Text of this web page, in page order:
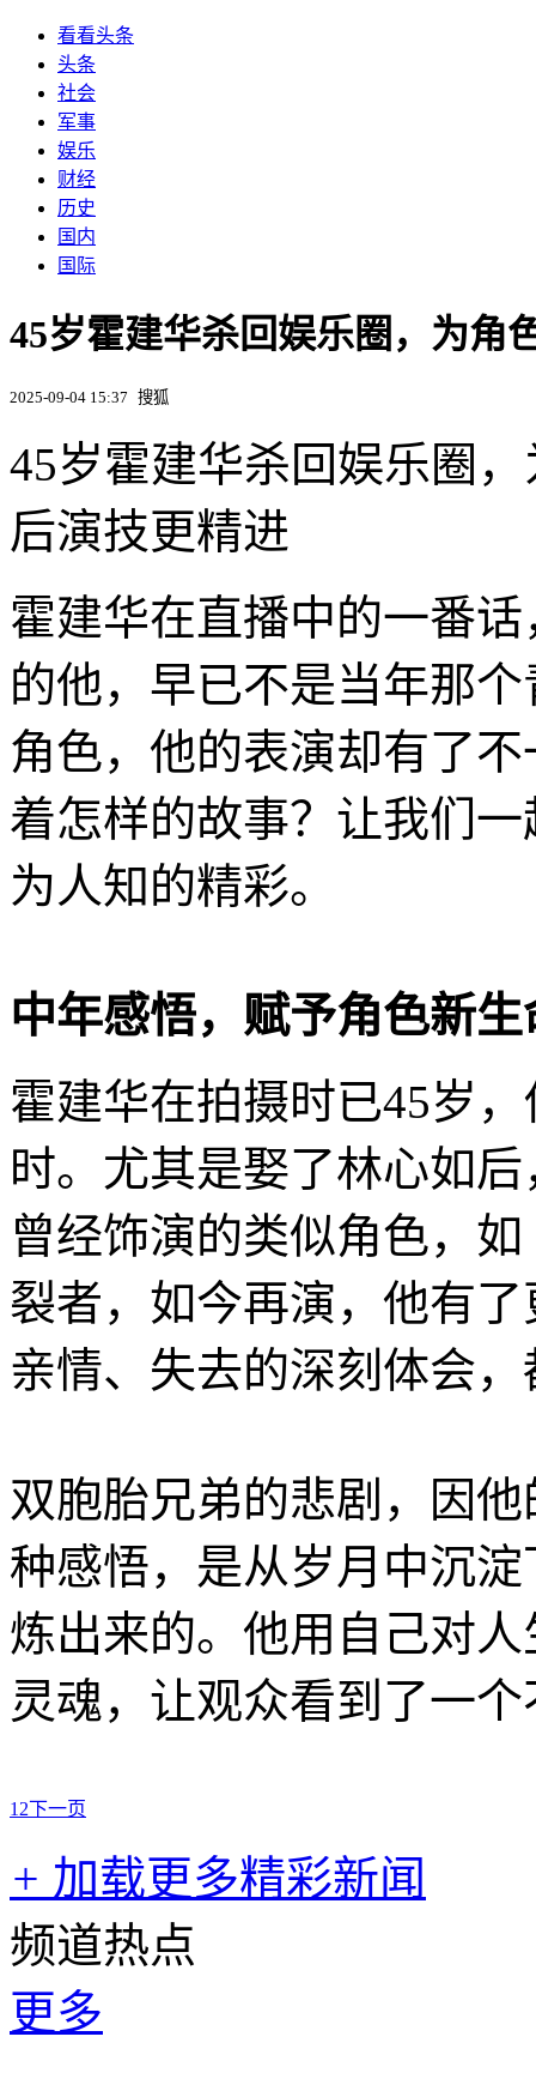
看看头条
头条
社会
军事
娱乐
财经
历史
国内
国际
45岁霍建华杀回娱乐圈，为角
2025-09-04 15:37 搜狐
45岁霍建华杀回娱乐圈
后演技更精进
霍建华在直播中的一番
的他，早已不是当年那
角色，他的表演却有了
着怎样的故事？让我们
为人知的精彩。
中年感悟，赋予角色新生
霍建华在拍摄时已45岁
时。尤其是娶了林心如
曾经饰演的类似角色，
裂者，如今再演，他有
亲情、失去的深刻体会
双胞胎兄弟的悲剧，因
种感悟，是从岁月中沉
炼出来的。他用自己对
灵魂，让观众看到了一
1 2下一页
+ 加载更多精彩新闻
频道热点
更多